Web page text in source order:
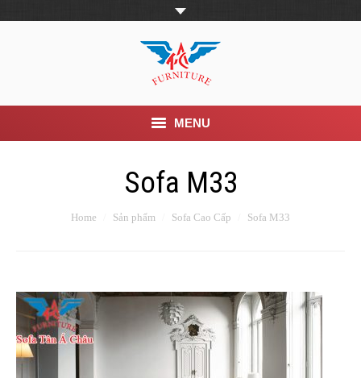
MENU
Tin Tức
Dịch vụ
Sofa M33
Home Sản phẩm Sofa Cao Cấp Sofa M33